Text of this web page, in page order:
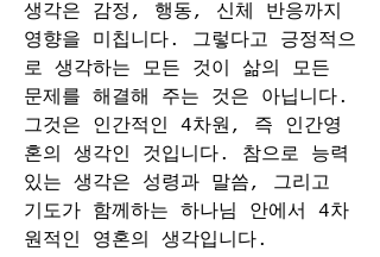
생각은 감정, 행동, 신체 반응까지
영향을 미칩니다. 그렇다고 긍정적으
로 생각하는 모든 것이 삶의 모든
문제를 해결해 주는 것은 아닙니다.
그것은 인간적인 4차원, 즉 인간영
혼의 생각인 것입니다. 참으로 능력
있는 생각은 성령과 말씀, 그리고
기도가 함께하는 하나님 안에서 4차
원적인 영혼의 생각입니다.